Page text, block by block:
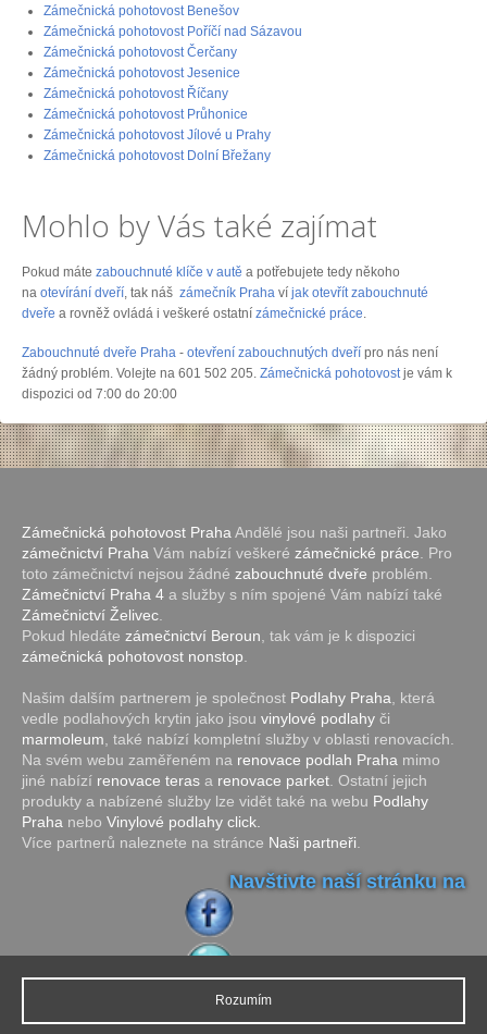
Zámečnická pohotovost Benešov
Zámečnická pohotovost Poříčí nad Sázavou
Zámečnická pohotovost Čerčany
Zámečnická pohotovost Jesenice
Zámečnická pohotovost Říčany
Zámečnická pohotovost Průhonice
Zámečnická pohotovost Jílové u Prahy
Zámečnická pohotovost Dolní Břežany
Mohlo by Vás také zajímat
Pokud máte zabouchnuté klíče v autě a potřebujete tedy někoho
na otevírání dveří, tak náš zámečník Praha ví jak otevřít zabouchnuté
dveře a rovněž ovládá i veškeré ostatní zámečnické práce.
Zabouchnuté dveře Praha - otevření zabouchnutých dveří pro nás není
žádný problém. Volejte na 601 502 205. Zámečnická pohotovostje vám k
dispozici od 7:00 do 20:00
Zámečnická pohotovost PrahaAndělé jsou naši partneři. Jako
zámečnictví Praha Vám nabízí veškeré zámečnické práce. Pro
toto zámečnictví nejsou žádné zabouchnuté dveře problém.
Zámečnictví Praha 4 a služby s ním spojené Vám nabízí také
Zámečnictví Želivec.
Pokud hledáte zámečnictví Beroun, tak vám je k dispozici
zámečnická pohotovost nonstop.
Našim dalším partnerem je společnost Podlahy Praha, která
vedle podlahových krytin jako jsou vinylové podlahy či
marmoleum, také nabízí kompletní služby v oblasti renovacích.
Na svém webu zaměřeném na renovace podlah Praha mimo
jiné nabízí renovace teras a renovace parket. Ostatní jejich
produkty a nabízené služby lze vidět také na webu Podlahy
Praha nebo Vinylové podlahy click.
Více partnerů naleznete na stránce Naši partneři.
Navštivte naší stránku na
Rozumím